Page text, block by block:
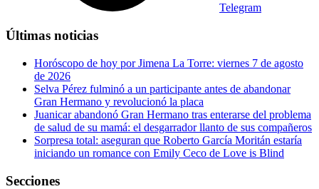
Telegram
Últimas noticias
Horóscopo de hoy por Jimena La Torre: viernes 7 de agosto
de 2026
Selva Pérez fulminó a un participante antes de abandonar
Gran Hermano y revolucionó la placa
Juanicar abandonó Gran Hermano tras enterarse del problema
de salud de su mamá: el desgarrador llanto de sus compañeros
Sorpresa total: aseguran que Roberto García Moritán estaría
iniciando un romance con Emily Ceco de Love is Blind
Secciones